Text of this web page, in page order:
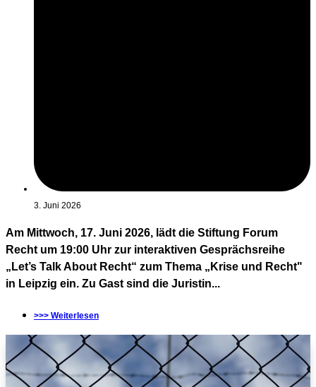
3. Juni 2026
Am Mittwoch, 17. Juni 2026, lädt die Stiftung Forum
Recht um 19:00 Uhr zur interaktiven Gesprächsreihe
„Let’s Talk About Recht“ zum Thema „Krise und Recht"
in Leipzig ein. Zu Gast sind die Juristin...
>>> Weiterlesen